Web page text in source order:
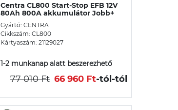
Centra CL800 Start-Stop EFB 12V
80Ah 800A akkumulátor Jobb+
Gyártó: CENTRA
Cikkszám: CL800
Kártyaszám: 21129027
1-2 munkanap alatt beszerezhető
77 010 Ft 66 960 Ft-tól-tól